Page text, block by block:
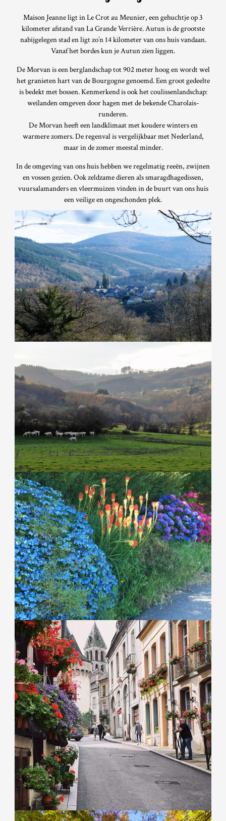
Maison Jeanne ligt in Le Crot au Meunier, een gehuchtje op 3
kilometer afstand van La Grande Verrière. Autun is de grootste
nabijgelegen stad en ligt zo’n 14 kilometer van ons huis vandaan.
Vanaf het bordes kun je Autun zien liggen.
De Morvan is een berglandschap tot 902 meter hoog en wordt wel
het granieten hart van de Bourgogne genoemd. Een groot gedeelte
is bedekt met bossen. Kenmerkend is ook het coulissenlandschap:
weilanden omgeven door hagen met de bekende Charolais-
runderen.
De Morvan heeft een landklimaat met koudere winters en
warmere zomers. De regenval is vergelijkbaar met Nederland,
maar in de zomer meestal minder.
In de omgeving van ons huis hebben we regelmatig reeën, zwijnen
en vossen gezien. Ook zeldzame dieren als smaragdhagedissen,
vuursalamanders en vleermuizen vinden in de buurt van ons huis
een veilige en ongeschonden plek.